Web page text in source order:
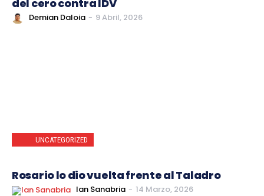
del cero contra IDV
Demian Daloia - 9 Abril, 2026
UNCATEGORIZED
Rosario lo dio vuelta frente al Taladro
Ian Sanabria - 14 Marzo, 2026